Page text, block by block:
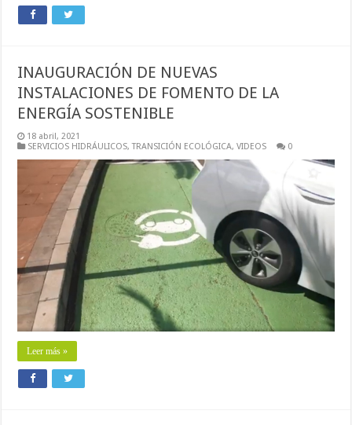
INAUGURACIÓN DE NUEVAS
INSTALACIONES DE FOMENTO DE LA
ENERGÍA SOSTENIBLE
18 abril, 2021
SERVICIOS HIDRÁULICOS,TRANSICIÓN ECOLÓGICA,VIDEOS 0
Leer más »